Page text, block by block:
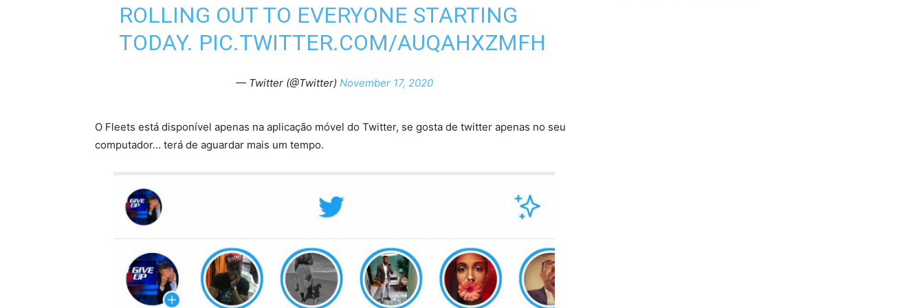
ROLLING OUT TO EVERYONE STARTING
TODAY. PIC.TWITTER.COM/AUQAHXZMFH
— Twitter (@Twitter) November 17, 2020
O Fleets está disponível apenas na aplicação móvel do Twitter, se gosta de twitter apenas no seu
computador… terá de aguardar mais um tempo.